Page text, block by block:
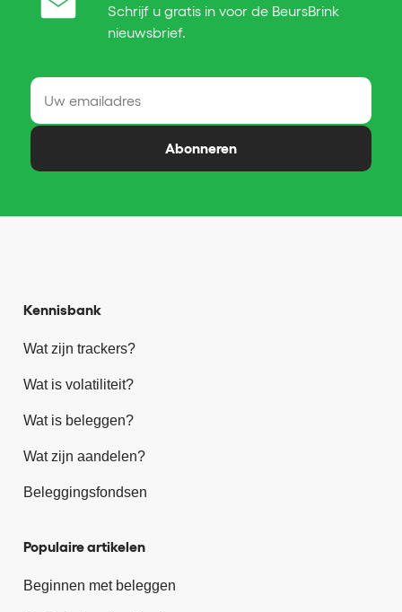
Schrijf u gratis in voor de BeursBrink
nieuwsbrief.
Abonneren
Kennisbank
Wat zijn trackers?
Wat is volatiliteit?
Wat is beleggen?
Wat zijn aandelen?
Beleggingsfondsen
Populaire artikelen
Beginnen met beleggen